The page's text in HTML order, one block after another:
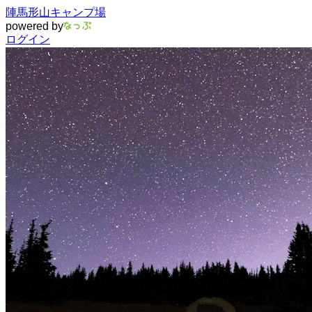
陣馬形山キャンプ場
powered by
ログイン